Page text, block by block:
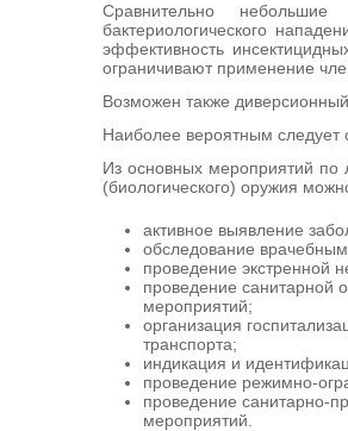
Сравнительно
бактериологического
эффективность
ограничивают применение
Возможен также
Наиболее вероятным
Из основных мероприятий по
(биологического) оружия
активное выявление
обследование
проведение экстренной
проведение санитарной
мероприятий;
организация
транспорта;
индикация и
проведение режимно-
проведение санитарно-
мероприятий.